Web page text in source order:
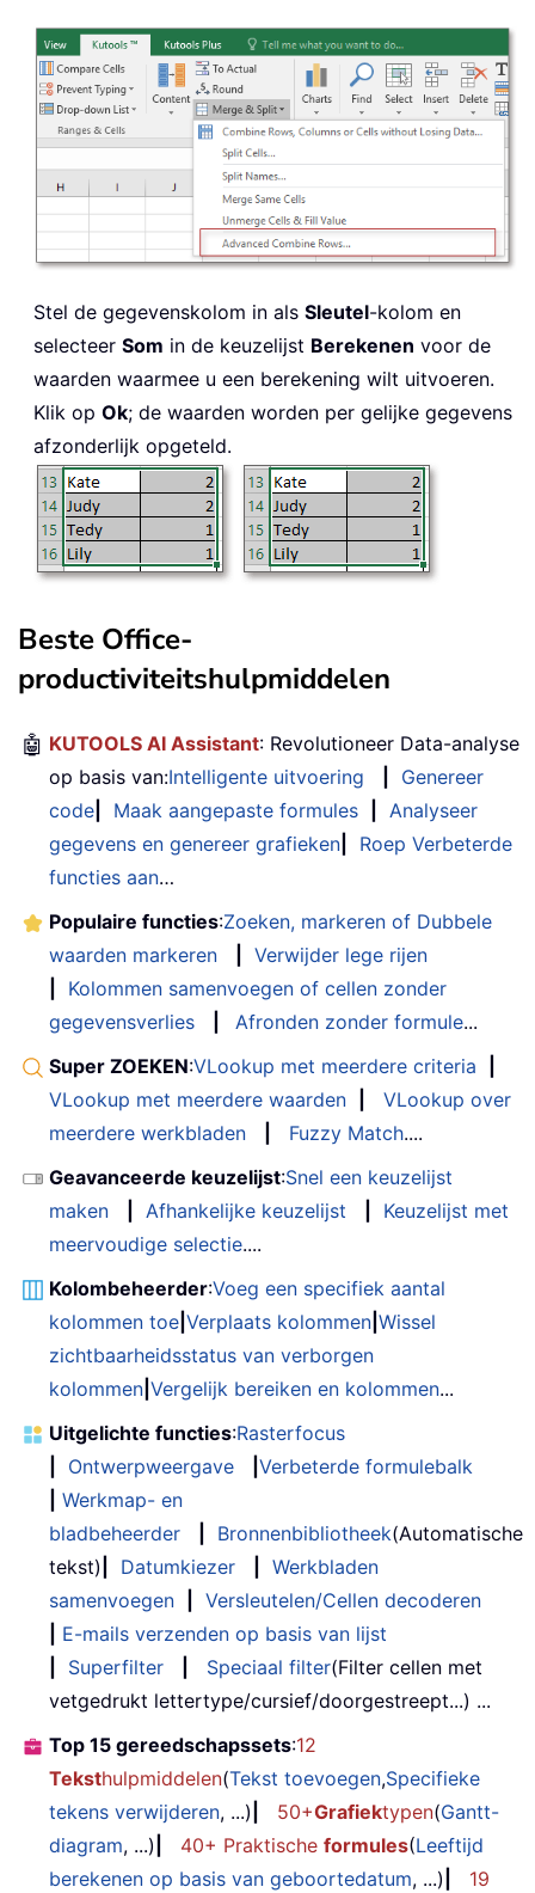
Stel de gegevenskolom in als Sleutel-kolom en
selecteer Som in de keuzelijst Berekenen voor de
waarden waarmee u een berekening wilt uitvoeren.
Klik op Ok; de waarden worden per gelijke gegevens
afzonderlijk opgeteld.
Beste Office-
productiviteitshulpmiddelen
🤖 KUTOOLS AI Assistant: Revolutioneer Data-analyse
op basis van:Intelligente uitvoering
Genereer
code
Maak aangepaste formules
Analyseer
gegevens en genereer grafieken
Roep Verbeterde
functies aan…
Populaire functies:Zoeken, markeren of Dubbele
waarden markeren
Verwijder lege rijen
Kolommen samenvoegen of cellen zonder
gegevensverlies
Afronden zonder formule...
Super ZOEKEN:VLookup met meerdere criteria
VLookup met meerdere waarden
VLookup over
meerdere werkbladen
Fuzzy Match....
Geavanceerde keuzelijst:Snel een keuzelijst
maken
Afhankelijke keuzelijst
Keuzelijst met
meervoudige selectie....
Kolombeheerder:Voeg een specifiek aantal
kolommen toe Verplaats kolommen Wissel
zichtbaarheidsstatus van verborgen
kolommen Vergelijk bereiken en kolommen...
Uitgelichte functies:Rasterfocus
Ontwerpweergave
Verbeterde formulebalk
Werkmap- en
bladbeheerder
Bronnenbibliotheek(Automatische
tekst)
Datumkiezer
Werkbladen
samenvoegen
Versleutelen/Cellen decoderen
E-mails verzenden op basis van lijst
Superfilter Speciaal filter(Filter cellen met
vetgedrukt lettertype/cursief/doorgestreept...) ...
Top 15 gereedschapssets:12
Teksthulpmiddelen(Tekst toevoegen,Specifieke
tekens verwijderen, ...) 50+Grafiektypen(Gantt-
diagram, ...) 40+ Praktische formules(Leeftijd
berekenen op basis van geboortedatum, ...)
19